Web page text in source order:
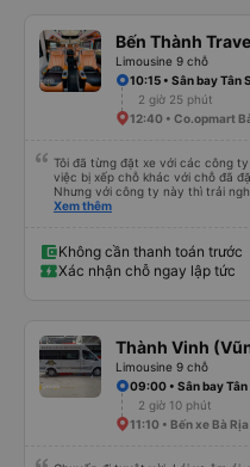
Bến Thành
Limousine 9 chỗ
10:15 • Sân bay Tân
2 giờ 25 phút
12:40 • Co.opmart
Tôi đã từng đặt xe với các công
việc bị xếp chỗ khác với chỗ đã
Nhưng với công ty này thì trải
nên tôi biết khi nào tài xế sẽ đến,
này. Tôi thường xuyên sử dụng
Hồ Chí Minh và Vũng Tàu. Trải
Xem thêm
Không cần thanh toán trước
Xác nhận chỗ ngay lập tức
Thành Vinh
Limousine 9 chỗ
09:00 • Sân bay Tân
2 giờ 10 phút
11:10 • Bến xe Bà Rịa